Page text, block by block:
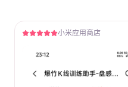
小米应用商店